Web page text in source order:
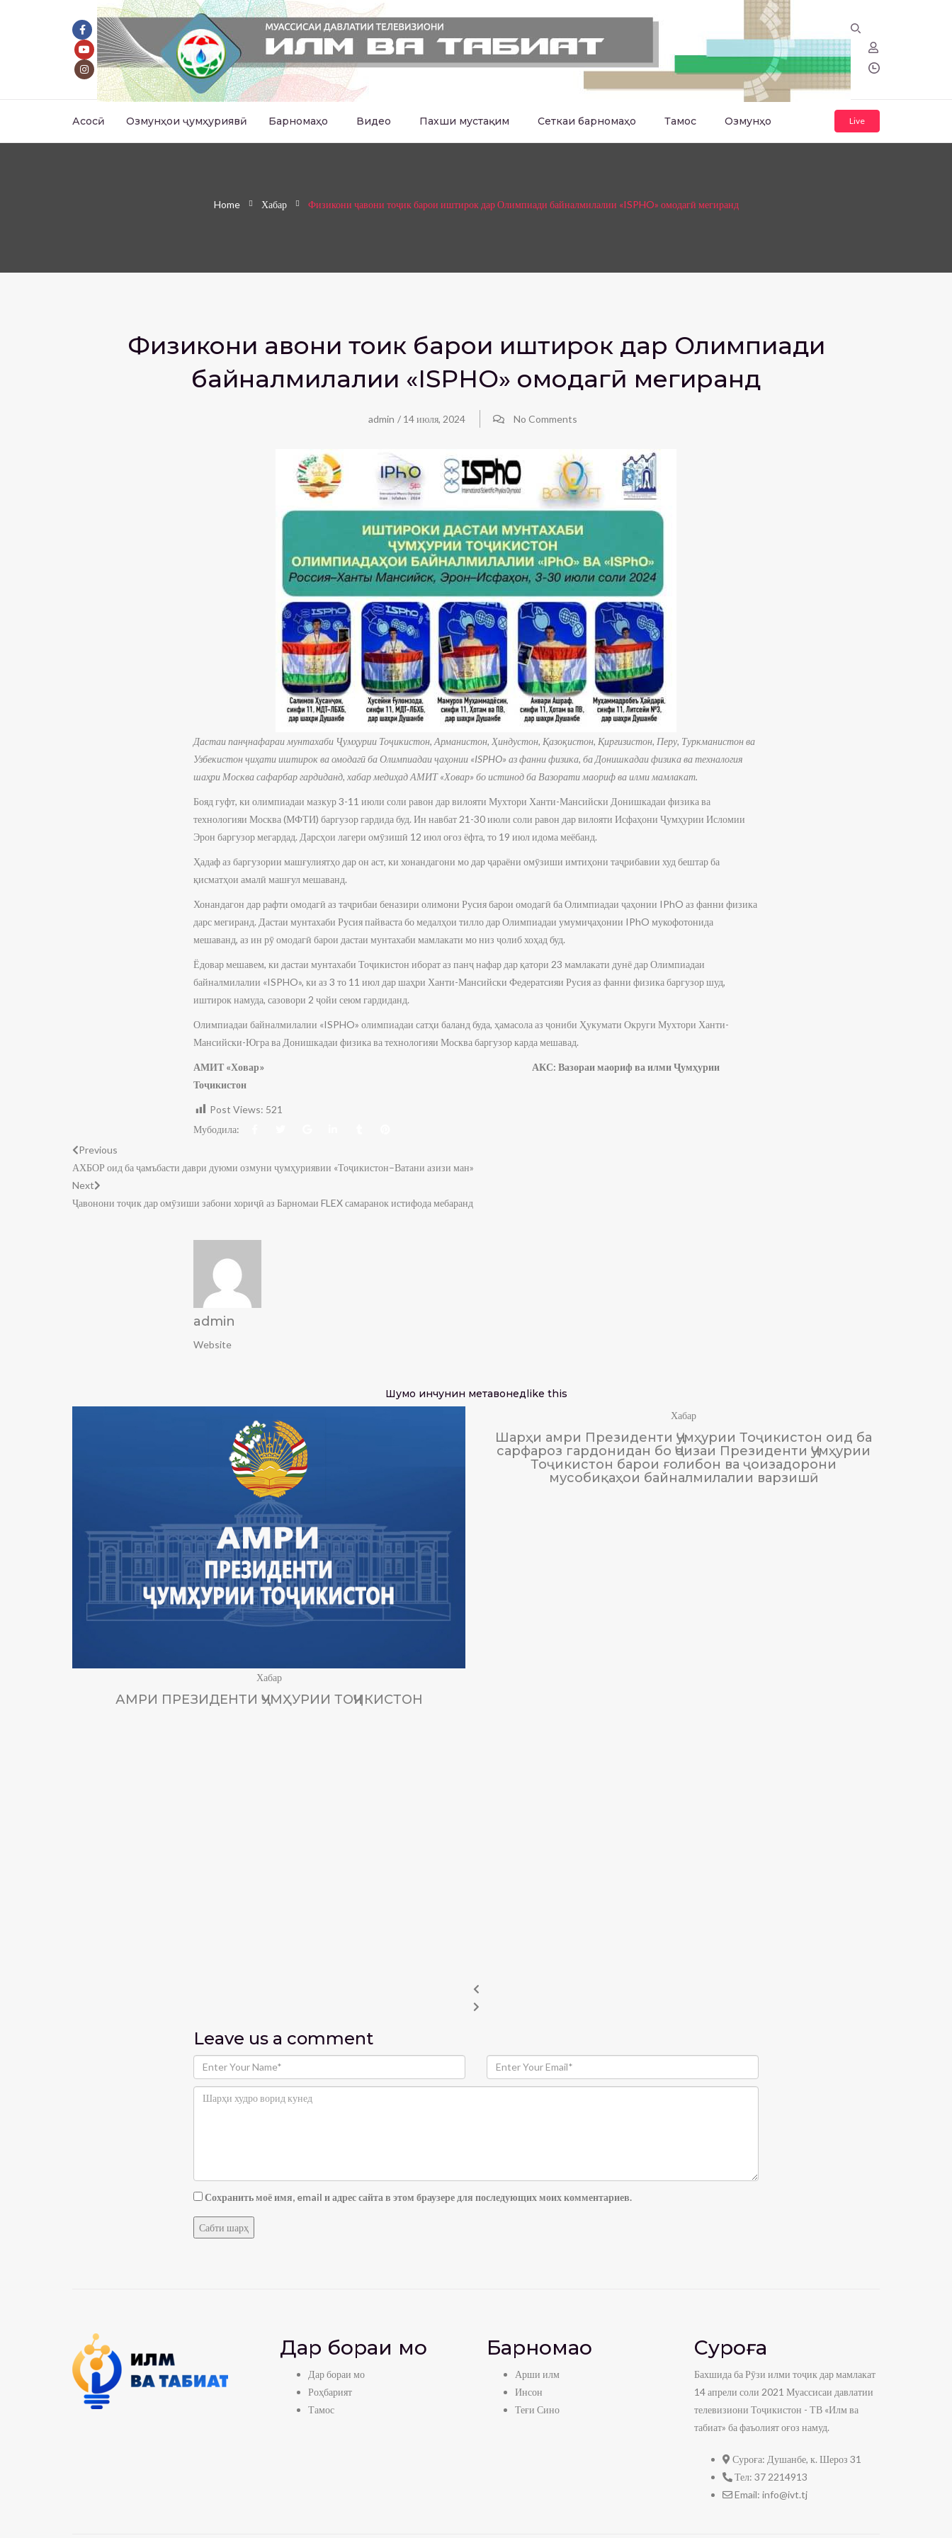
Асосӣ Озмунҳои ҷумҳуриявӣ Барномаҳо Видео Пахши мустақим Сеткаи барномаҳо Тамос Озмунҳо Live
Home Хабар Физикони ҷавони тоҷик барои иштирок дар Олимпиади байналмилалии «ISPHO» омодагӣ мегиранд
Физикони ҷавони тоҷик барои иштирок дар Олимпиади
байналмилалии «ISPHO» омодагӣ мегиранд
admin / 14 июля, 2024 No Comments
Дастаи панҷнафараи мунтахаби Ҷумҳурии Тоҷикистон, Арманистон, Ҳиндустон, Қазоқистон, Қирғизистон, Перу, Туркманистон ва
Узбекистон ҷиҳати иштирок ва омодагӣ ба Олимпиадаи ҷаҳонии «ISPHO» аз фанни физика, ба Донишкадаи физика ва техналогия
шаҳри Москва сафарбар гардиданд, хабар медиҳад АМИТ «Ховар» бо истинод ба Вазорати маориф ва илми мамлакат.
Бояд гуфт, ки олимпиадаи мазкур 3-11 июли соли равон дар вилояти Мухтори Ханти-Мансийски Донишкадаи физика ва
технологияи Москва (МФТИ) баргузор гардида буд. Ин навбат 21-30 июли соли равон дар вилояти Исфаҳони Ҷумҳурии Исломии
Эрон баргузор мегардад. Дарсҳои лагери омӯзишӣ 12 июл оғоз ёфта, то 19 июл идома меёбанд.
Ҳадаф аз баргузории машғулиятҳо дар он аст, ки хонандагони мо дар ҷараёни омӯзиши имтиҳони таҷрибавии худ бештар ба
қисматҳои амалӣ машғул мешаванд.
Хонандагон дар рафти омодагӣ аз таҷрибаи беназири олимони Русия барои омодагӣ ба Олимпиадаи ҷаҳонии IPhO аз фанни физика
дарс мегиранд. Дастаи мунтахаби Русия пайваста бо медалҳои тилло дар Олимпиадаи умумиҷаҳонии IPhO мукофотонида
мешаванд, аз ин рӯ омодагӣ барои дастаи мунтахаби мамлакати мо низ ҷолиб хоҳад буд.
Ёдовар мешавем, ки дастаи мунтахаби Тоҷикистон иборат аз панҷ нафар дар қатори 23 мамлакати дунё дар Олимпиадаи
байналмилалии «ISPHO», ки аз 3 то 11 июл дар шаҳри Ханти-Мансийски Федератсияи Русия аз фанни физика баргузор шуд,
иштирок намуда, сазовори 2 ҷойи сеюм гардиданд.
Олимпиадаи байналмилалии «ISPHO» олимпиадаи сатҳи баланд буда, ҳамасола аз ҷониби Ҳукумати Округи Мухтори Ханти-
Мансийски-Югра ва Донишкадаи физика ва технологияи Москва баргузор карда мешавад.
АМИТ «Ховар» АКС: Вазораи маориф ва илми Ҷумҳурии
Тоҷикистон
Post Views: 521
Мубодила:
Previous
АХБОР оид ба ҷамъбасти даври дуюми озмуни ҷумҳуриявии «Тоҷикистон–Ватани азизи ман»
Next
Ҷавонони тоҷик дар омӯзиши забони хориҷӣ аз Барномаи FLEX самаранок истифода мебаранд
admin
Website
Шумо инчунин метавонедlike this
Хабар
АМРИ ПРЕЗИДЕНТИ ҶУМҲУРИИ ТОҶИКИСТОН
Хабар
Шарҳи амри Президенти Ҷумҳурии Тоҷикистон оид ба
сарфароз гардонидан бо Ҷоизаи Президенти Ҷумҳурии
Тоҷикистон барои ғолибон ва ҷоизадорони
мусобиқаҳои байналмилалии варзишӣ
Leave us a comment
Сохранить моё имя, email и адрес сайта в этом браузере для последующих моих комментариев.
Дар бораи мо
Дар бораи мо
Роҳбарият
Тамос
Барномаҳо
Арши илм
Инсон
Теғи Сино
Суроға
Бахшида ба Рӯзи илми тоҷик дар мамлакат
14 апрели соли 2021 Муассисаи давлатии
телевизиони Тоҷикистон - ТВ «Илм ва
табиат» ба фаъолият оғоз намуд.
Суроға: Душанбе, к. Шероз 31
Тел: 37 2214913
Email: info@ivt.tj